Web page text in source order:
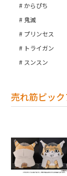
からぴち
鬼滅
プリンセス
トライガン
スンスン
売れ筋ピッ